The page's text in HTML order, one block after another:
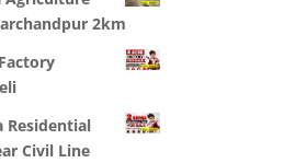
2km
Residential
Civil Line